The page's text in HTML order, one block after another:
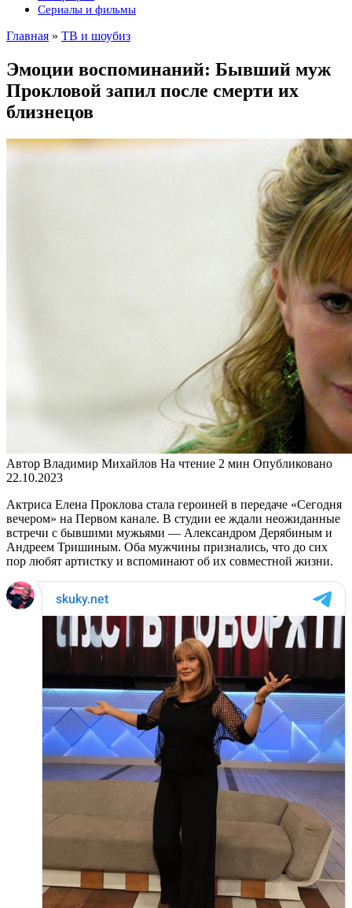
Сериалы и фильмы
Главная » ТВ и шоубиз
Эмоции воспоминаний: Бывший муж
Прокловой запил после смерти их
близнецов
Автор Владимир Михайлов На чтение 2 мин Опубликовано
22.10.2023
Актриса Елена Проклова стала героиней в передаче «Сегодня
вечером» на Первом канале. В студии ее ждали неожиданные
встречи с бывшими мужьями — Александром Дерябиным и
Андреем Тришиным. Оба мужчины признались, что до сих
пор любят артистку и вспоминают об их совместной жизни.